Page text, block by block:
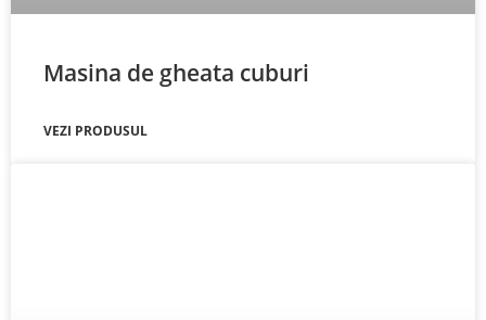
Masina de gheata cuburi
VEZI PRODUSUL